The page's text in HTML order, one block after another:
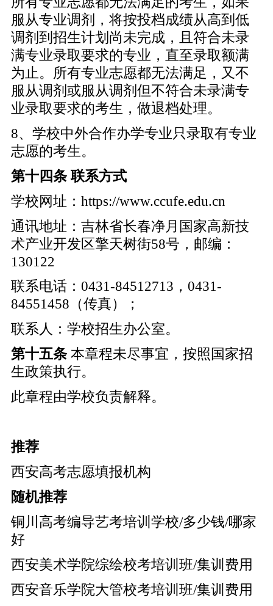
服从专业调剂，将按投档成绩从高到低
调剂到招生计划尚未完成，且符合未录
满专业录取要求的专业，直至录取额满
为止。所有专业志愿都无法满足，又不
服从调剂或服从调剂但不符合未录满专
业录取要求的考生，做退档处理。
8、学校中外合作办学专业只录取有专业
志愿的考生。
第十四条 联系方式
学校网址：https://www.ccufe.edu.cn
通讯地址：吉林省长春净月国家高新技
术产业开发区擎天树街58号，邮编：
130122
联系电话：0431-84512713，0431-
84551458（传真）；
联系人：学校招生办公室。
第十五条本章程未尽事宜，按照国家招
生政策执行。
此章程由学校负责解释。
推荐
西安高考志愿填报机构
随机推荐
铜川高考编导艺考培训学校/多少钱/哪家
好
西安美术学院综绘校考培训班/集训费用
西安音乐学院大管校考培训班/集训费用